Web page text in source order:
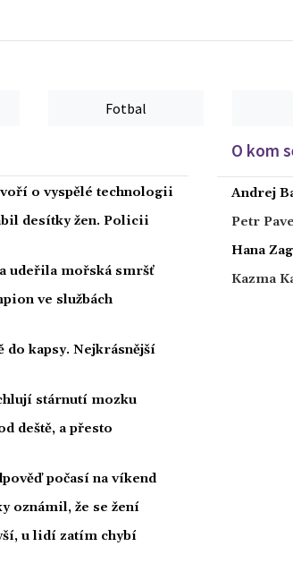
Fotbal
o vyspělé technologii
desítky žen. Policii
udeřila mořská smršť
ve službách
do kapsy. Nejkrásnější
stárnutí mozku
deště, a přesto
počasí na víkend
oznámil, že se žení
u lidí zatím chybí
O kom
Andrej
Petr
Hana
Kazma